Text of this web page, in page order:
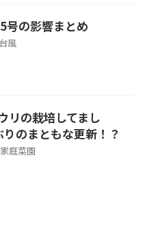
の影響まとめ
台風
リの栽培してまし
のまともな更新！？
家庭菜園